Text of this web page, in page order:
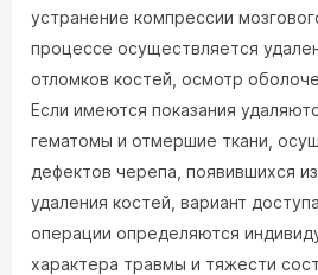
устранение компрессии
процессе осуществляется
отломков костей, осмотр
Если имеются показания
гематомы и отмершие ткани,
дефектов черепа, появившихся
удаления костей, вариант
операции определяются
характера травмы и тяжести